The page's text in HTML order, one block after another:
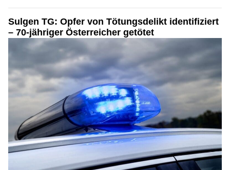
Sulgen TG: Opfer von Tötungsdelikt identifiziert
– 70-jähriger Österreicher getötet